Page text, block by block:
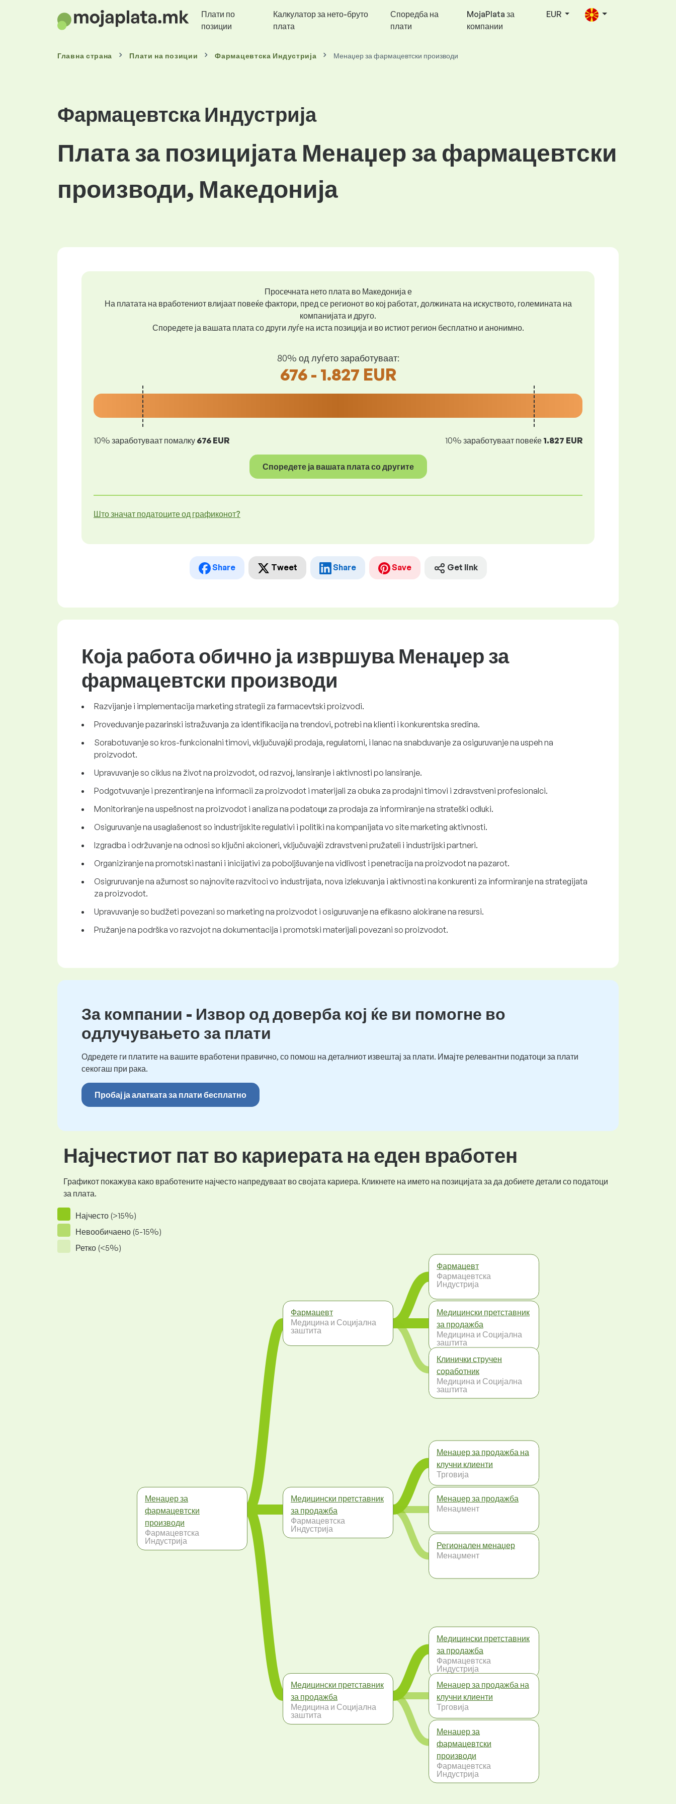
Плати по
позиции
Калкулатор за нето-бруто
плата
Споредба на
плати
MojaPlata за
компании
EUR
Главна страна Плати на позиции Фармацевтска Индустрија Менаџер за фармацевтски производи
Фармацевтска Индустрија
Плата за позицијата Менаџер за фармацевтски
производи, Македонија
Просечната нето плата во Македонија е
На платата на вработениот влијаат повеќе фактори, пред се регионот во кој работат, должината на искуството, големината на
компанијата и друго.
Споредете ја вашата плата со други луѓе на иста позиција и во истиот регион бесплатно и анонимно.
80% од луѓето заработуваат:
676 - 1.827 EUR
10% заработуваат помалку 676 EUR 10% заработуваат повеќе 1.827 EUR
Споредете ја вашата плата со другите
Што значат податоците од графиконот?
Share Tweet Share Save Get link
Која работа обично ја извршува Менаџер за
фармацевтски производи
Razvijanje i implementacija marketing strategii za farmacevtski proizvodi.
Proveduvanje pazarinski istražuvanja za identifikacija na trendovi, potrebi na klienti i konkurentska sredina.
Sorabotuvanje so kros-funkcionalni timovi, vključuvajќi prodaja, regulatorni, i lanac na snabduvanje za osiguruvanje na uspeh na
proizvodot.
Upravuvanje so ciklus na život na proizvodot, od razvoј, lansiranje i aktivnosti po lansiranje.
Podgotvuvanje i prezentiranje na informacii za proizvodot i materijali za obuka za prodajni timovi i zdravstveni profesionalci.
Monitoriranje na uspešnost na proizvodot i analiza na podatoци za prodaja za informiranje na strateški odluki.
Osiguruvanje na usaglašenost so industrijskite regulativi i politiki na kompanijata vo site marketing aktivnosti.
Izgradba i održuvanje na odnosi so ključni akcioneri, vključuvajќi zdravstveni pružateli i industrijski partneri.
Organiziranje na promotski nastani i inicijativi za poboljšuvanje na vidlivost i penetracija na proizvodot na pazarot.
Osigruruvanje na ažurnost so najnovite razvitoci vo industriјata, nova izlekuvanja i aktivnosti na konkurenti za informiranje na strategijata
za proizvodot.
Upravuvanje so budžeti povezani so marketing na proizvodot i osiguruvanje na efikasno alokirane na resursi.
Pružanje na podrška vo razvoјot na dokumentacija i promotski materijali povezani so proizvodot.
За компании - Извор од доверба кој ќе ви помогне во
одлучувањето за плати
Одредете ги платите на вашите вработени правично, со помош на деталниот извештај за плати. Имајте релевантни податоци за плати
секогаш при рака.
Пробај ја алатката за плати бесплатно
Најчестиот пат во кариерата на еден вработен
Графикот покажува како вработените најчесто напредуваат во својата кариера. Кликнете на името на позицијата за да добиете детали со податоци
за плата.
Најчесто (>15%)
Невообичаено (5-15%)
Ретко (<5%)
Менаџер за
фармацевтски
производи
Фармацевтска
Индустрија
Фармацевт
Медицина и Социјална
заштита
Медицински претставник
за продажба
Фармацевтска
Индустрија
Медицински претставник
за продажба
Медицина и Социјална
заштита
Фармацевт
Фармацевтска
Индустрија
Медицински претставник
за продажба
Медицина и Социјална
заштита
Клинички стручен
соработник
Медицина и Социјална
заштита
Менаџер за продажба на
клучни клиенти
Трговија
Менаџер за продажба
Менаџмент
Регионален менаџер
Менаџмент
Медицински претставник
за продажба
Фармацевтска
Индустрија
Менаџер за продажба на
клучни клиенти
Трговија
Менаџер за
фармацевтски
производи
Фармацевтска
Индустрија